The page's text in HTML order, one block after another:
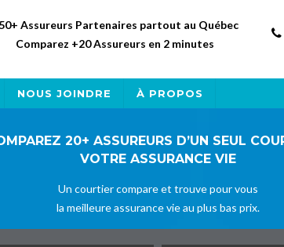
Assureurs Partenaires partout au Québec
Comparez +20 Assureurs en 2 minutes
NOUS JOINDRE À PROPOS
20+ ASSUREURS D’UN SEUL
VOTRE ASSURANCE VIE
Un courtier compare et trouve pour vous
la meilleure assurance vie au plus bas prix.